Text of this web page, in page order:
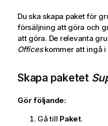
Du ska skapa paket för
försäljning att göra och
att göra. De relevanta
Officeskommer att ingå i
Skapa paketet
Gör följande:
Gå till Paket.